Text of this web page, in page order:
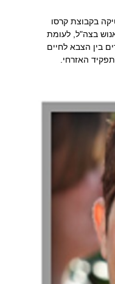
בקבוצת קרסו
בצה"ל, לעומת
בין הצבא לחיים
האזרחי.